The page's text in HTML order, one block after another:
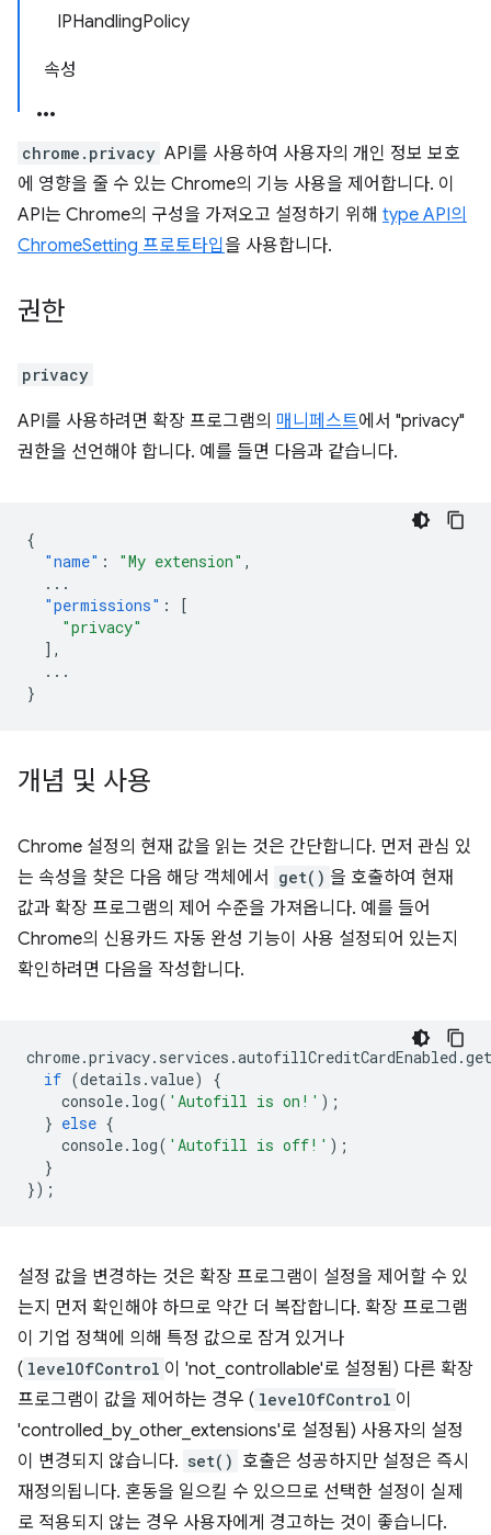
IPHandlingPolicy
속성
chrome.privacy API를 사용하여 사용자의 개인 정보 보호
에 영향을 줄 수 있는 Chrome의 기능 사용을 제어합니다. 이
API는 Chrome의 구성을 가져오고 설정하기 위해 type API의
ChromeSetting 프로토타입 을 사용합니다.
권한
privacy
API를 사용하려면 확장 프로그램의 매니페스트에서 "privacy"
권한을 선언해야 합니다. 예를 들면 다음과 같습니다.
{
"name" : "My extension" ,
...
"permissions" :
[
"privacy"
],
...
}
개념 및 사용
Chrome 설정의 현재 값을 읽는 것은 간단합니다. 먼저 관심 있
는 속성을 찾은 다음 해당 객체에서
get() 을 호출하여 현재
값과 확장 프로그램의 제어 수준을 가져옵니다. 예를 들어
Chrome의 신용카드 자동 완성 기능이 사용 설정되어 있는지
확인하려면 다음을 작성합니다.
chrome.privacy. services .autofillCreditCardEnabled .get
if (details .value)
{
console. log( 'Autofill is on!' );
} else {
console. log( 'Autofill is off!' );
}
});
설정 값을 변경하는 것은 확장 프로그램이 설정을 제어할 수 있
는지 먼저 확인해야 하므로 약간 더 복잡합니다. 확장 프로그램
이 기업 정책에 의해 특정 값으로 잠겨 있거나
( levelOfControl 이 'not_controllable'로 설정됨) 다른 확장
프로그램이 값을 제어하는 경우 ( levelOfControl 이
'controlled_by_other_extensions'로 설정됨) 사용자의 설정
이 변경되지 않습니다. set() 호출은 성공하지만 설정은 즉시
재정의됩니다. 혼동을 일으킬 수 있으므로 선택한 설정이 실제
로 적용되지 않는 경우 사용자에게 경고하는 것이 좋습니다.